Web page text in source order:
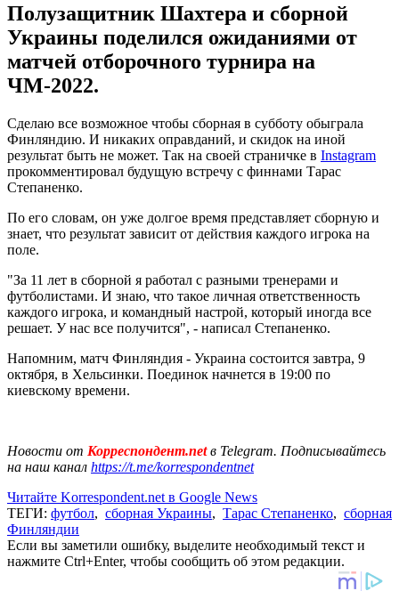
Полузащитник Шахтера и сборной
Украины поделился ожиданиями от
матчей отборочного турнира на
ЧМ-2022.
Сделаю все возможное чтобы сборная в субботу обыграла
Финляндию. И никаких оправданий, и скидок на иной
результат быть не может. Так на своей страничке в Instagram
прокомментировал будущую встречу с финнами Тарас
Степаненко.
По его словам, он уже долгое время представляет сборную и
знает, что результат зависит от действия каждого игрока на
поле.
"За 11 лет в сборной я работал с разными тренерами и
футболистами. И знаю, что такое личная ответственность
каждого игрока, и командный настрой, который иногда все
решает. У нас все получится", - написал Степаненко.
Напомним, матч Финляндия - Украина состоится завтра, 9
октября, в Хельсинки. Поединок начнется в 19:00 по
киевскому времени.
Новости от Корреспондент.netв Telegram. Подписывайтесь
на наш канал https://t.me/korrespondentnet
Читайте Korrespondent.net в Google News
ТЕГИ: футбол, сборная Украины, Тарас Степаненко, сборная
Финляндии
Если вы заметили ошибку, выделите необходимый текст и
нажмите Ctrl+Enter, чтобы сообщить об этом редакции.